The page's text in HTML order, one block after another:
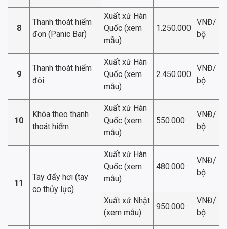
8
Thanh thoát hiểm
đơn (Panic Bar)
Xuất xứ Hàn
Quốc (xem
mẫu)
1.250.000
VNĐ/
bộ
9
Thanh thoát hiểm
đôi
Xuất xứ Hàn
Quốc (xem
mẫu)
2.450.000
VNĐ/
bộ
10
Khóa theo thanh
thoát hiểm
Xuất xứ Hàn
Quốc (xem
mẫu)
550.000
VNĐ/
bộ
11
Tay đẩy hơi (tay
co thủy lực)
Xuất xứ Hàn
Quốc (xem
mẫu)
480.000
VNĐ/
bộ
Xuất xứ Nhật
(xem mẫu)
950.000
VNĐ/
bộ